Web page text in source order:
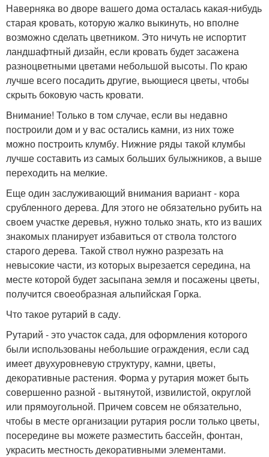
Наверняка во дворе вашего дома осталась какая-нибудь
старая кровать, которую жалко выкинуть, но вполне
возможно сделать цветником. Это ничуть не испортит
ландшафтный дизайн, если кровать будет засажена
разноцветными цветами небольшой высоты. По краю
лучше всего посадить другие, вьющиеся цветы, чтобы
скрыть боковую часть кровати.
Внимание! Только в том случае, если вы недавно
построили дом и у вас остались камни, из них тоже
можно построить клумбу. Нижние ряды такой клумбы
лучше составить из самых больших булыжников, а выше
переходить на мелкие.
Еще один заслуживающий внимания вариант - кора
срубленного дерева. Для этого не обязательно рубить на
своем участке деревья, нужно только знать, кто из ваших
знакомых планирует избавиться от ствола толстого
старого дерева. Такой ствол нужно разрезать на
невысокие части, из которых вырезается середина, на
месте которой будет засыпана земля и посажены цветы,
получится своеобразная альпийская Горка.
Что такое рутарий в саду.
Рутарий - это участок сада, для оформления которого
были использованы небольшие ограждения, если сад
имеет двухуровневую структуру, камни, цветы,
декоративные растения. Форма у рутария может быть
совершенно разной - вытянутой, извилистой, округлой
или прямоугольной. Причем совсем не обязательно,
чтобы в месте организации рутария росли только цветы,
посередине вы можете разместить бассейн, фонтан,
украсить местность декоративными элементами.